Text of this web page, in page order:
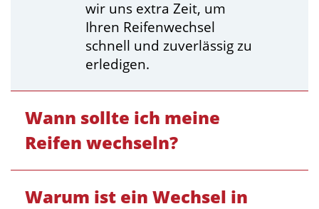
wir uns extra Zeit, um
Ihren Reifenwechsel
schnell und zuverlässig zu
erledigen.
Wann sollte ich meine
Reifen wechseln?
Warum ist ein Wechsel in